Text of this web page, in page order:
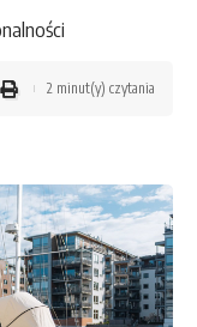
2 minut(y) czytania